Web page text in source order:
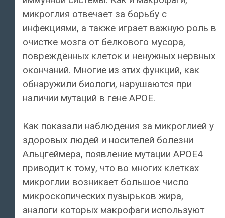
микроглия отвечает за борьбу с
инфекциями, а также играет важную роль в
очистке мозга от белкового мусора,
повреждённых клеток и ненужных нервных
окончаний. Многие из этих функций, как
обнаружили биологи, нарушаются при
наличии мутаций в гене APOE.
Как показали наблюдения за микроглией у
здоровых людей и носителей болезни
Альцгеймера, появление мутации APOE4
приводит к тому, что во многих клетках
микроглии возникает большое число
микроскопических пузырьков жира,
аналоги которых макрофаги используют